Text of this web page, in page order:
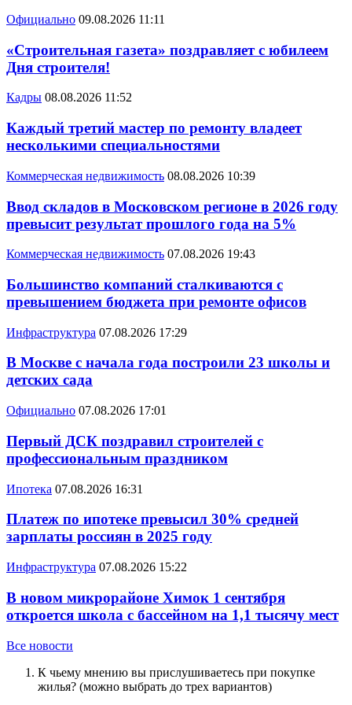
Официально 09.08.2026 11:11
«Строительная газета» поздравляет с юбилеем
Дня строителя!
Кадры 08.08.2026 11:52
Каждый третий мастер по ремонту владеет
несколькими специальностями
Коммерческая недвижимость 08.08.2026 10:39
Ввод складов в Московском регионе в 2026 году
превысит результат прошлого года на 5%
Коммерческая недвижимость 07.08.2026 19:43
Большинство компаний сталкиваются с
превышением бюджета при ремонте офисов
Инфраструктура 07.08.2026 17:29
В Москве с начала года построили 23 школы и
детских сада
Официально 07.08.2026 17:01
Первый ДСК поздравил строителей с
профессиональным праздником
Ипотека 07.08.2026 16:31
Платеж по ипотеке превысил 30% средней
зарплаты россиян в 2025 году
Инфраструктура 07.08.2026 15:22
В новом микрорайоне Химок 1 сентября
откроется школа с бассейном на 1,1 тысячу мест
Все новости
К чьему мнению вы прислушиваетесь при покупке
жилья? (можно выбрать до трех вариантов)